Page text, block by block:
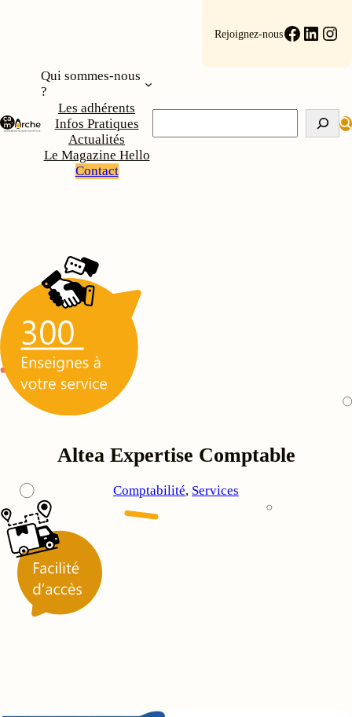
Rejoignez-nous
Qui sommes-nous
?
Les adhérents
Infos Pratiques
Actualités
Le Magazine Hello
Contact
Altea Expertise Comptable
Comptabilité, Services